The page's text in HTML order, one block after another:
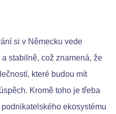
si v Německu vede
stabilně, což znamená, že
které budou mít
Kromě toho je třeba
ekosystému